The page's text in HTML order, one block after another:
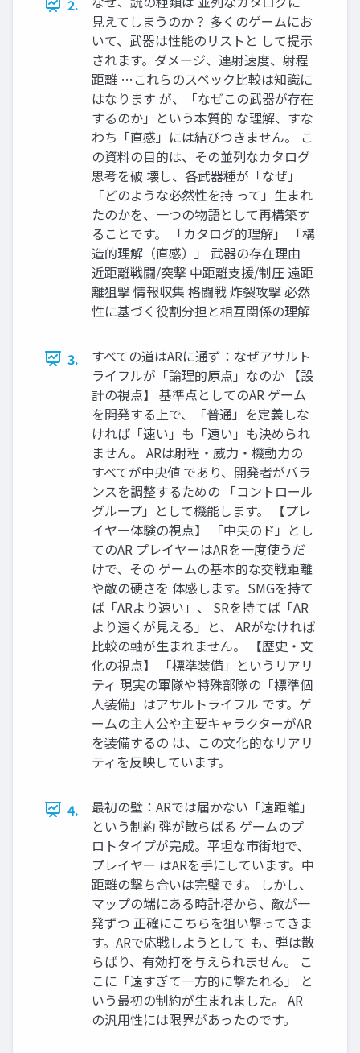
2.
見えてしまうのか？ 多くのゲームにお
いて、武器は性能のリストと して提示
されます。ダメージ、連射速度、射程
距離 …これらのスペック比較は知識に
はなります が、「なぜこの武器が存在
するのか」という本質的 な理解、すな
わち「直感」には結びつきません。 こ
の資料の目的は、その並列なカタログ
思考を破 壊し、各武器種が「なぜ」
「どのような必然性を持 って」生まれ
たのかを、一つの物語として再構築す
ることです。 「カタログ的理解」 「構
造的理解（直感）」 武器の存在理由
近距離戦闘/突撃 中距離支援/制圧 遠距
離狙撃 情報収集 格闘戦 炸裂攻撃 必然
性に基づく役割分担と相互関係の理解
3.
すべての道はARに通ず：なぜアサルト
ライフルが「論理的原点」なのか 【設
計の視点】 基準点としてのAR ゲーム
を開発する上で、「普通」を定義しな
ければ「速い」も「遠い」も決められ
ません。 ARは射程・威力・機動力の
すべてが中央値 であり、開発者がバラ
ンスを調整するための 「コントロール
グループ」として機能します。 【プレ
イヤー体験の視点】 「中央のド」とし
てのAR プレイヤーはARを一度使うだ
けで、その ゲームの基本的な交戦距離
や敵の硬さを 体感します。SMGを持て
ば「ARより速い」、 SRを持てば「AR
より遠くが見える」と、 ARがなければ
比較の軸が生まれません。 【歴史・文
化の視点】 「標準装備」というリアリ
ティ 現実の軍隊や特殊部隊の「標準個
人装備」はアサルトライフル です。ゲ
ームの主人公や主要キャラクターがAR
を装備するの は、この文化的なリアリ
ティを反映しています。
4.
最初の壁：ARでは届かない「遠距離」
という制約 弾が散らばる ゲームのプ
ロトタイプが完成。平坦な市街地で、
プレイヤー はARを手にしています。中
距離の撃ち合いは完璧です。 しかし、
マップの端にある時計塔から、敵が一
発ずつ 正確にこちらを狙い撃ってきま
す。ARで応戦しようとして も、弾は散
らばり、有効打を与えられません。 こ
こに「遠すぎて一方的に撃たれる」 と
いう最初の制約が生まれました。 AR
の汎用性には限界があったのです。